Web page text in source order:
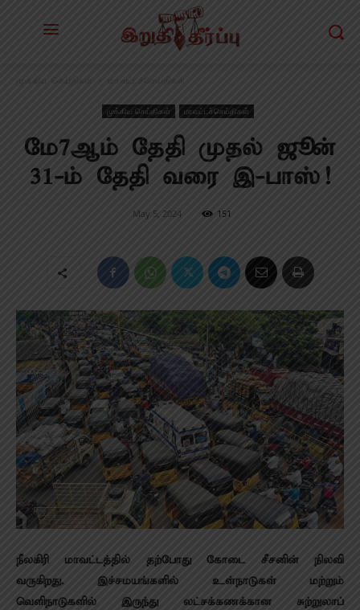
முக்கிய செய்திகள் மாவட்டச்செய்திகள்
முக்கிய செய்திகள் மாவட்டச்செய்திகள்
மே7ஆம் தேதி முதல் ஜூன்
31-ம் தேதி வரை இ-பாஸ்!
May 5, 2024 151
நீலகிரி மாவட்டத்தில் தற்போது கோடை சீசனின் நிலவி
வருகிறது. இச்சமயங்களில் உள்நாடுகள் மற்றும்
வெளிநாடுகளில் இருந்து லட்சக்கணக்கான சுற்றுலாப்